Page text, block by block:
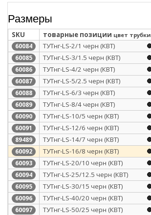
Размеры
SKU товарные позиции цвет трубки
60084 ТУТнг-LS-2/1 черн (КВТ)
60085 ТУТнг-LS-3/1.5 черн (КВТ)
60086 ТУТнг-LS-4/2 черн (КВТ)
60087 ТУТнг-LS-5/2.5 черн (КВТ)
60088 ТУТнг-LS-6/3 черн (КВТ)
60089 ТУТнг-LS-8/4 черн (КВТ)
60090 ТУТнг-LS-10/5 черн (КВТ)
60091 ТУТнг-LS-12/6 черн (КВТ)
89489 ТУТнг-LS-14/7 черн (КВТ)
60092 ТУТнг-LS-16/8 черн (КВТ)
60093 ТУТнг-LS-20/10 черн (КВТ)
60094 ТУТнг-LS-25/12.5 черн (КВТ)
60095 ТУТнг-LS-30/15 черн (КВТ)
60096 ТУТнг-LS-40/20 черн (КВТ)
60097 ТУТнг-LS-50/25 черн (КВТ)